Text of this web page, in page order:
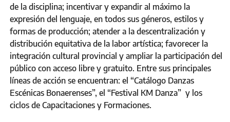
de la disciplina; incentivar y expandir al máximo la
expresión del lenguaje, en todos sus géneros, estilos y
formas de producción; atender a la descentralización y
distribución equitativa de la labor artística; favorecer la
integración cultural provincial y ampliar la participación del
público con acceso libre y gratuito. Entre sus principales
líneas de acción se encuentran: el “Catálogo Danzas
Escénicas Bonaerenses”, el “Festival KM Danza” y los
ciclos de Capacitaciones y Formaciones.